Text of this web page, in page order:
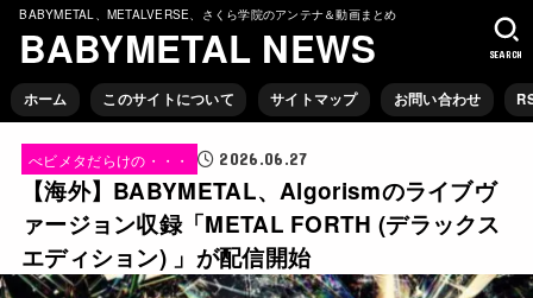
BABYMETAL、METALVERSE、さくら学院のアンテナ＆動画まとめ
BABYMETAL NEWS
ホーム このサイトについて サイトマップ お問い合わせ
SEARCH
べビメタだらけの・・・ 2026.06.27
【海外】BABYMETAL、Algorismのライブヴ
ァージョン収録「METAL FORTH (デラックス
エディション) 」が配信開始